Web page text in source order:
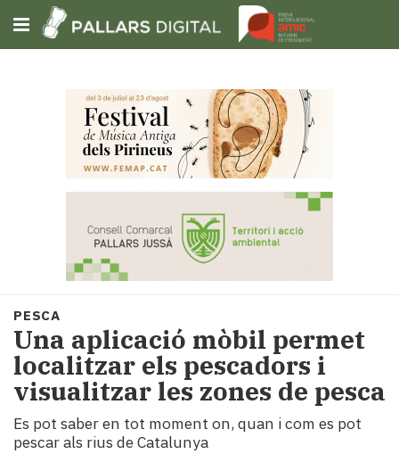
Subscriu-t'hi
Portada
Societat
Política
i
municipis
Economia
turisme
PESCA
Una aplicació mòbil permet
localitzar els pescadors i
visualitzar les zones de pesca
Es pot saber en tot moment on, quan i com es pot
pescar als rius de Catalunya